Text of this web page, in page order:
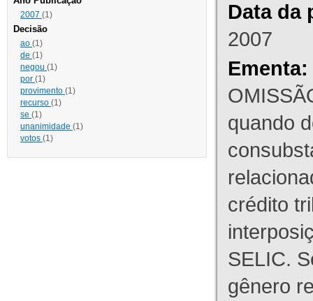
2007 (1)
Decisão
ao (1)
de (1)
negou (1)
por (1)
provimento (1)
recurso (1)
se (1)
unanimidade (1)
votos (1)
Data da
2007
Ementa:
quando
crédito
SELIC.
gênero